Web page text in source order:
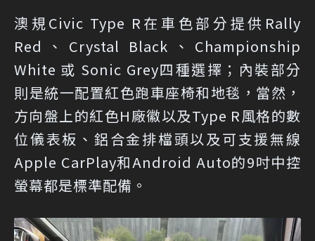
澳規Civic Type R在車色部分提供Rally
Red、Crystal Black、Championship
White 或 Sonic Grey四種選擇；內裝部分
則是統一配置紅色跑車座椅和地毯，當然，
方向盤上的紅色H廠徽以及Type R風格的數
位儀表板、鋁合金排檔頭以及可支援無線
Apple CarPlay和Android Auto的9吋中控
螢幕都是標準配備。